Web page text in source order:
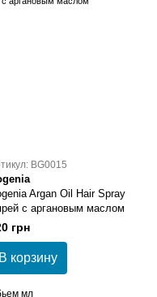
BG0015
Argan Oil Hair Spray
с аргановым маслом
грн
В корзину
мл